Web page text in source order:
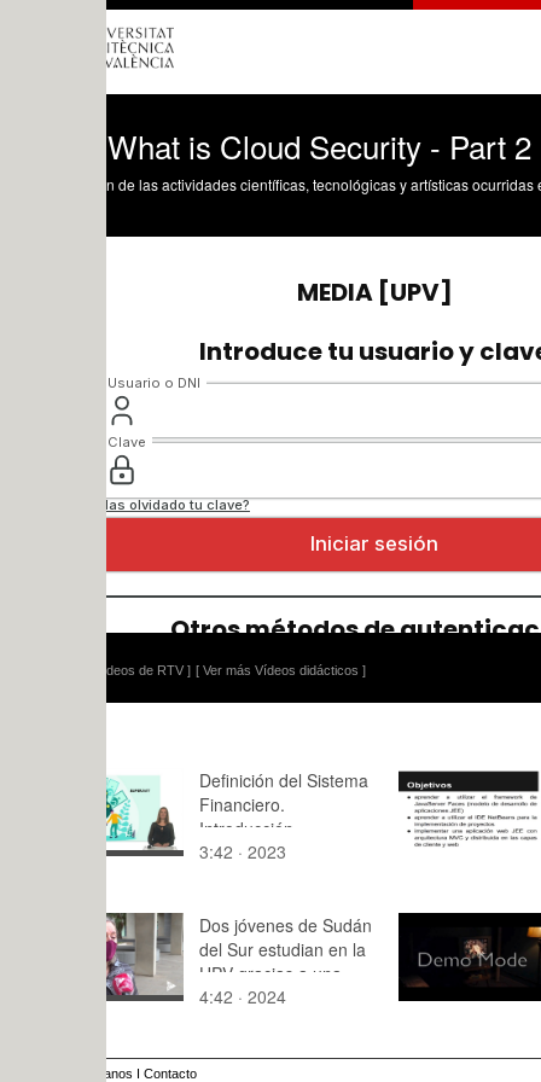
is Cloud Security - Part 2
de las actividades científicas, tecnológicas y artísticas ocurridas en los tres
[ Ver más Vídeos didácticos ]
Definición del Sistema
Financiero.
Introducción.
3:42 · 2023
una
simple
patrón
11:44 ·
Dos jóvenes de Sudán
del Sur estudian en la
UPV gracias a una
beca Erasmus +
4:42 · 2024 9:56 · 2014